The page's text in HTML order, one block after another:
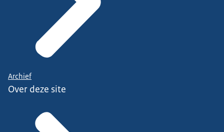
Archief
Over deze site